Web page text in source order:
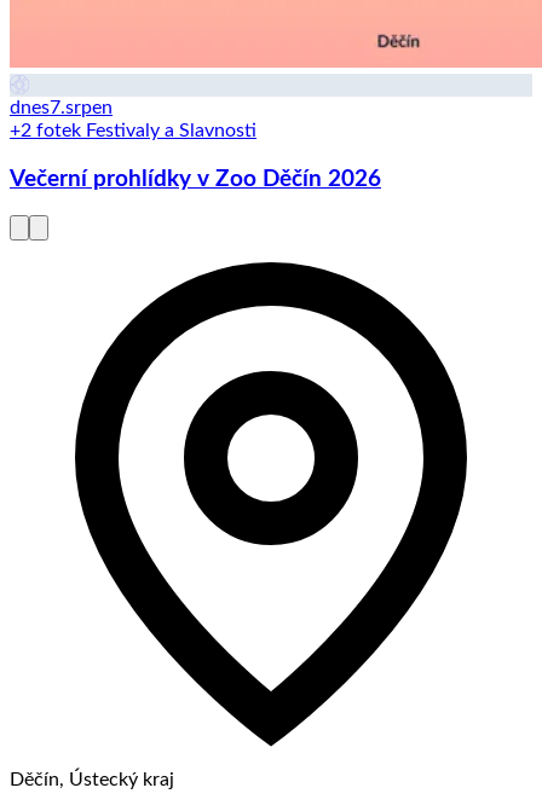
dnes7.srpen
+2 fotek Festivaly a Slavnosti
Večerní prohlídky v Zoo Děčín 2026
Děčín, Ústecký kraj